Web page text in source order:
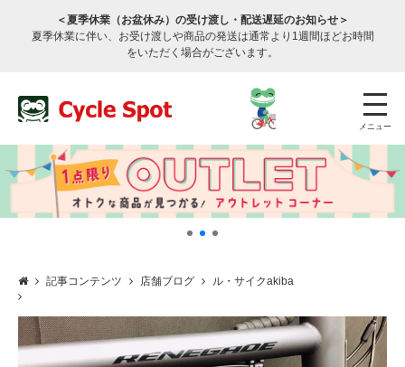
＜夏季休業（お盆休み）の受け渡し・配送遅延のお知らせ＞
夏季休業に伴い、お受け渡しや商品の発送は通常より1週間ほどお時間
をいただく場合がございます。
メニュー
サービスのご案内
記事コンテンツ 店舗ブログ ル・サイクakiba